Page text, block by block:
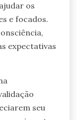
os
e focados.
expectativas
seu